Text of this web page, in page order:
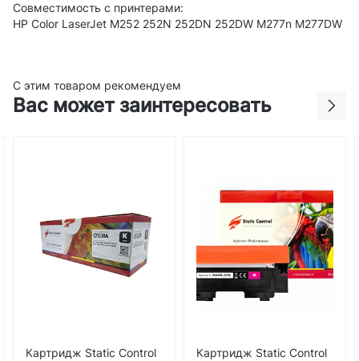
Совместимость с принтерами:
HP Color LaserJet M252 252N 252DN 252DW M277n M277DW
С этим товаром рекомендуем
Вас может заинтересовать
Картридж Static Control
Картридж Static Control